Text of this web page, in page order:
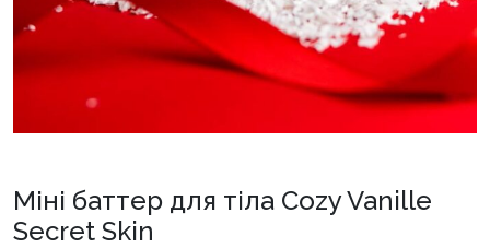
Міні баттер для тіла Cozy Vanille
Secret Skin